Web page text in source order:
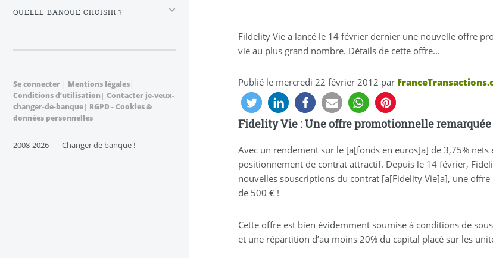
Fildelity Vie a lancé le 14 février dernier une nouvelle offre
vie au plus grand nombre. Détails de cette offre...
Publié le mercredi 22 février 2012 par
Fidelity Vie : Une offre promotionnelle remarquée
Avec un rendement sur le [a[fonds en euros]a] de 3,75%
positionnement de contrat attractif. Depuis le 14 février,
nouvelles souscriptions du contrat [a[Fidelity Vie]a], une
de 500 € !
Cette offre est bien évidemment soumise à conditions de
et une répartition d’au moins 20% du capital placé sur les
QUELLE BANQUE CHOISIR ?
Se connecter | Mentions légales|
Conditions d’utilisation| Contacter je-veux-
changer-de-banque| RGPD - Cookies &
données personnelles
2008-2026 — Changer de banque !